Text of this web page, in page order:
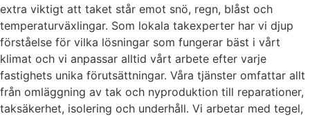
extra viktigt att taket står emot snö, regn, blåst och
temperaturväxlingar. Som lokala takexperter har vi djup
förståelse för vilka lösningar som fungerar bäst i vårt
klimat och vi anpassar alltid vårt arbete efter varje
fastighets unika förutsättningar. Våra tjänster omfattar allt
från omläggning av tak och nyproduktion till reparationer,
taksäkerhet, isolering och underhåll. Vi arbetar med tegel,